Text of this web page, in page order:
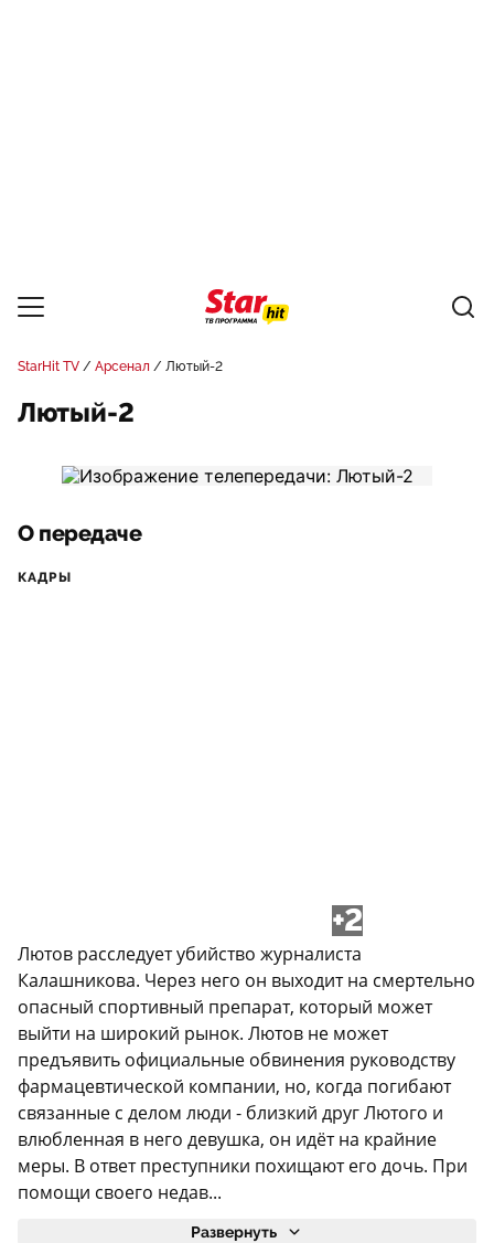
StarHit TV Арсенал Лютый-2
Лютый-2
О передаче
КАДРЫ
+2
Лютов расследует убийство журналиста
Калашникова. Через него он выходит на смертельно
опасный спортивный препарат, который может
выйти на широкий рынок. Лютов не может
предъявить официальные обвинения руководству
фармацевтической компании, но, когда погибают
связанные с делом люди - близкий друг Лютого и
влюбленная в него девушка, он идёт на крайние
меры. В ответ преступники похищают его дочь. При
помощи своего недав...
Развернуть